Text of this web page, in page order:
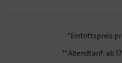
*Eintrittspreis
**Abendtarif: ab